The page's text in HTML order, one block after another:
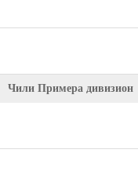
Чили Примера дивизион